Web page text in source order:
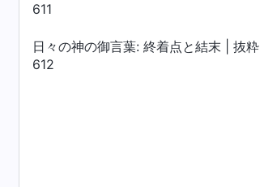
611
日々の神の御言葉: 終着点と結末 | 抜粋
612